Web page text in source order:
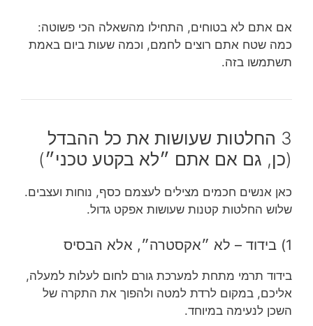
אם אתם לא בטוחים, התחילו מהשאלה הכי פשוטה:
כמה שטח אתם רוצים לחמם, וכמה שעות ביום באמת
תשתמשו בזה.
3 החלטות שעושות את כל ההבדל
(כן, גם אם אתם ״לא בקטע טכני״)
כאן אנשים חכמים מצילים לעצמם כסף, נוחות ועצבים.
שלוש החלטות קטנות שעושות אפקט גדול.
1) בידוד – לא ״אקסטרה״, אלא הבסיס
בידוד תרמי מתחת למערכת גורם לחום לעלות למעלה,
אליכם, במקום לרדת למטה ולהפוך את התקרה של
השכן לנעימה במיוחד.